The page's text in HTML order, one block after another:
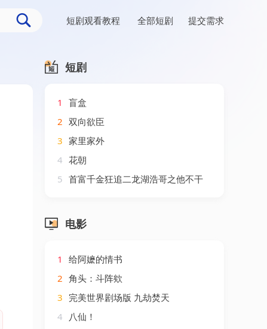
短剧观看教程 全部短剧 提交需求
短剧
1
盲盒
2 双向欲臣
3 家里家外
4 花朝
5 首富千金狂追二龙湖浩哥之他不干
电影
1
给阿嬷的情书
2 角头：斗阵欸
3 完美世界剧场版 九劫焚天
4
八仙！